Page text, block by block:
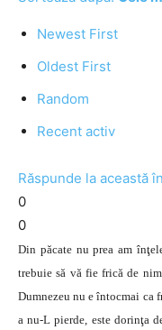
Newest First
Oldest First
Random
Recent activ
Răspunde la această
0
0
Din păcate nu prea am
trebuie să vă fie frică de
Dumnezeu nu e întocmai ca
a nu-L pierde, este dorinţa